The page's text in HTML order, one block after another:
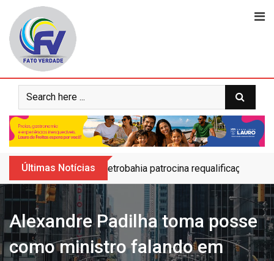
content
Últimas Notícias Petrobahia patrocina requalificação do
Alexandre Padilha toma posse
como ministro falando em